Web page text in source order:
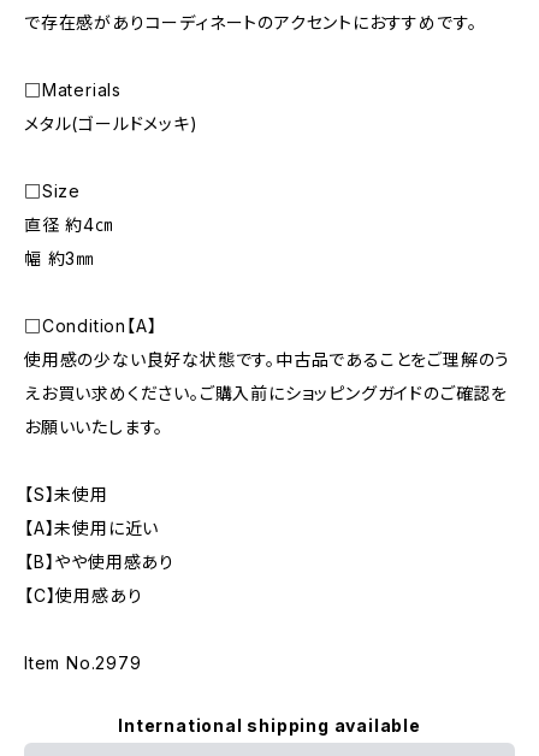
で存在感がありコーディネートのアクセントにおすすめです。
□Materials
メタル(ゴールドメッキ)
□Size
直径 約4㎝
幅 約3㎜
□Condition【A】
使用感の少ない良好な状態です。中古品であることをご理解のう
えお買い求めください。ご購入前にショッピングガイドのご確認を
お願いいたします。
【S】未使用
【A】未使用に近い
【B】やや使用感あり
【C】使用感あり
Item No.2979
International shipping available